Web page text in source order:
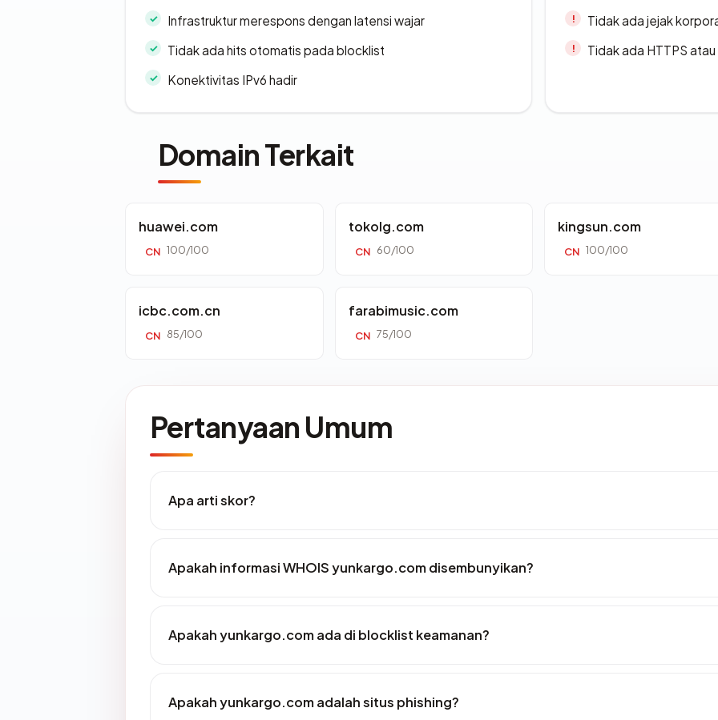
Infrastruktur merespons dengan latensi wajar
Tidak ada hits otomatis pada blocklist
Konektivitas IPv6 hadir
Tidak ada jejak
Tidak ada HTTPS
Domain Terkait
huawei.com
CN 100/100
tokolg.com
CN 60/100
kingsun.com
CN 100/100
icbc.com.cn
CN 85/100
farabimusic.com
CN 75/100
Pertanyaan Umum
Apa arti skor?
Apakah informasi WHOIS yunkargo.com disembunyikan?
Apakah yunkargo.com ada di blocklist keamanan?
Apakah yunkargo.com adalah situs phishing?